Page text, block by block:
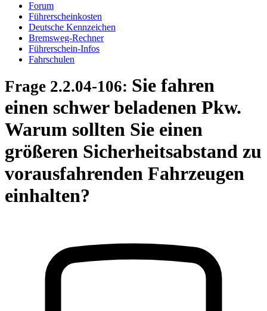
Forum
Führerscheinkosten
Deutsche Kennzeichen
Bremsweg-Rechner
Führerschein-Infos
Fahrschulen
Frage 2.2.04-106: Sie fahren
einen schwer beladenen Pkw.
Warum sollten Sie einen
größeren Sicherheitsabstand zu
vorausfahrenden Fahrzeugen
einhalten?